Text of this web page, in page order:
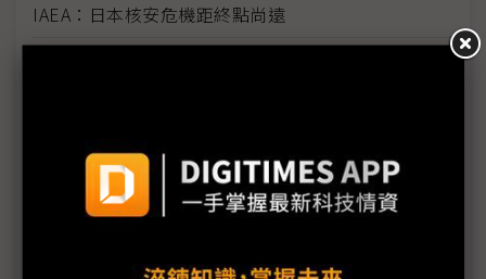
IAEA：日本核安危機距終點尚遠
日本核災挑動全球敏感神經 凸顯再生能源價值
燃油荒與輻射陰影籠罩日本